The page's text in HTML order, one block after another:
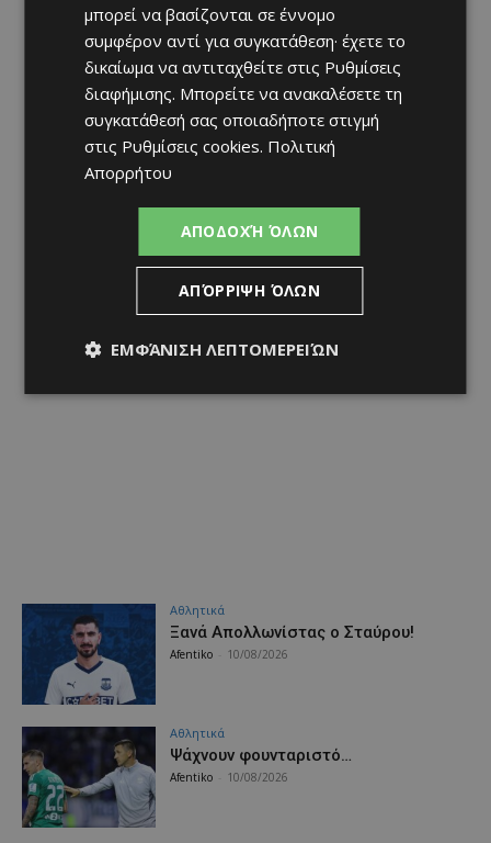
Αθλητικά
Ξανά Απολλωνίστας ο Σταύρου!
Afentiko 10/08/2026
Αθλητικά
Ψάχνουν φουνταριστό…
Afentiko 10/08/2026
μπορεί να βασίζονται σε έννομο
συμφέρον αντί για συγκατάθεση· έχετε το
δικαίωμα να αντιταχθείτε στις Ρυθμίσεις
διαφήμισης. Μπορείτε να ανακαλέσετε τη
συγκατάθεσή σας οποιαδήποτε στιγμή
στις Ρυθμίσεις cookies. Πολιτική
Απορρήτου
ΑΠΟΔΟΧΉ ΌΛΩΝ
ΑΠΌΡΡΙΨΗ ΌΛΩΝ
ΕΜΦΆΝΙΣΗ ΛΕΠΤΟΜΕΡΕΙΏΝ